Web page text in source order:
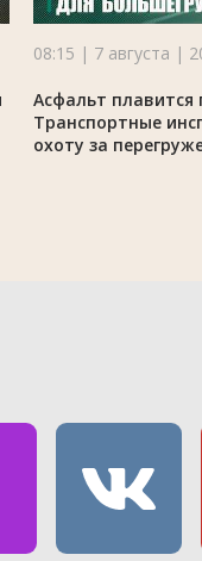
08:15 | 7 августа |
Асфальт плавится
Транспортные
охоту за